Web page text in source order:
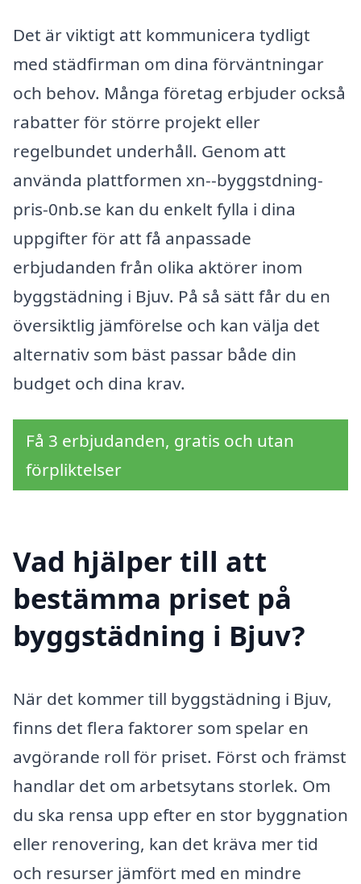
Det är viktigt att kommunicera tydligt
med städfirman om dina förväntningar
och behov. Många företag erbjuder också
rabatter för större projekt eller
regelbundet underhåll. Genom att
använda plattformen xn--byggstdning-
pris-0nb.se kan du enkelt fylla i dina
uppgifter för att få anpassade
erbjudanden från olika aktörer inom
byggstädning i Bjuv. På så sätt får du en
översiktlig jämförelse och kan välja det
alternativ som bäst passar både din
budget och dina krav.
Få 3 erbjudanden, gratis och utan
förpliktelser
Vad hjälper till att
bestämma priset på
byggstädning i Bjuv?
När det kommer till byggstädning i Bjuv,
finns det flera faktorer som spelar en
avgörande roll för priset. Först och främst
handlar det om arbetsytans storlek. Om
du ska rensa upp efter en stor byggnation
eller renovering, kan det kräva mer tid
och resurser jämfört med en mindre